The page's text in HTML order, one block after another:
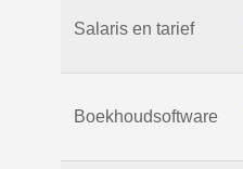
Salaris en tarief
Boekhoudsoftware